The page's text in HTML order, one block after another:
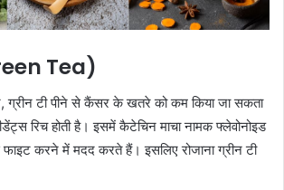
Tea)
ग्रीन टी पीने से कैंसर के खतरे को कम किया जा सकता
रिच होती है। इसमें कैटेचिन माचा नामक फ्लेवोनोइड
करने में मदद करते हैं। इसलिए रोजाना ग्रीन टी